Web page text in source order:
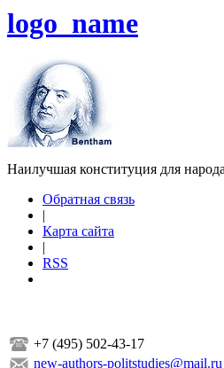
logo_name
Наилучшая конституция для
Обратная связь
|
Карта сайта
|
RSS
+7 (495) 502-43-17
new-authors-politstudies@mail.ru